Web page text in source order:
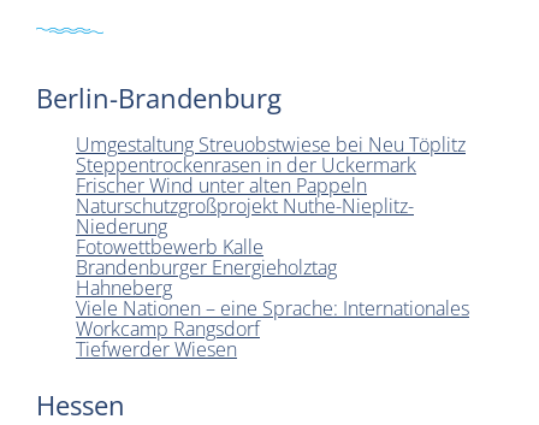
Berlin-Brandenburg
Umgestaltung Streuobstwiese bei Neu Töplitz
Steppentrockenrasen in der Uckermark
Frischer Wind unter alten Pappeln
Naturschutzgroßprojekt Nuthe-Nieplitz-
Niederung
Fotowettbewerb Kalle
Brandenburger Energieholztag
Hahneberg
Viele Nationen – eine Sprache: Internationales
Workcamp Rangsdorf
Tiefwerder Wiesen
Hessen